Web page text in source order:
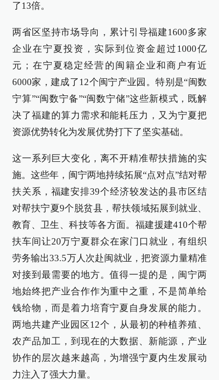
了13倍。
两省区坚持市场导向，累计引导福建1600多家
企业在宁夏投资，实际到位资金超过1000亿
元；在宁夏稳定经营的闽籍企业和商户有近
6000家，建成了12个闽宁产业园。特别是“闽数
宁算”“闽数宁备”“闽数宁储”这些新模式，既解
决了福建的算力需求和能耗压力，又为宁夏把
资源优势转化为发展优势打下了坚实基础。
这一系列巨大变化，离不开精准帮扶措施的实
施。这些年，闽宁两地持续拓展“点对点”结对帮
扶关系，福建安排39个经济较发达的县市区结
对帮扶宁夏9个脱贫县，帮扶领域拓展到就业、
教育、卫生、科技等各方面。福建援建410个帮
扶车间让20万宁夏群众在家门口就业，有组织
劳务输出33.5万人次赴闽就业，把资源力量精准
对接到最需要的地方。值得一提的是，闽宁两
地始终把产业合作作为重中之重，不是简单给
钱给物，而是着力培育宁夏自身发展的能力。
两地共建产业园区12个，从最初的种植养殖、
农产品加工，到现在的大数据、新能源，产业
协作的层次越来越高，为增强宁夏内生发展动
力注入了强大力量。